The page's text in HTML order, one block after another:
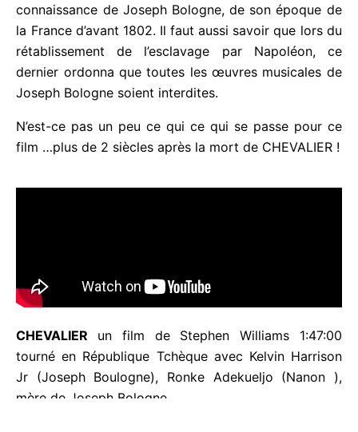
Quand CHEVALIER pourra être (enfin) vu par les
Guadeloupéens, ils auront une meilleure
connaissance de Joseph Bologne, de son époque
de la France d’avant 1802. Il faut aussi savoir que
lors du rétablissement de l’esclavage par Napoléon,
musicales de Joseph Bologne soient interdites.
film …plus de 2 siècles après la mort de
CHEVALIERun film de Stephen Williams 1:47:00